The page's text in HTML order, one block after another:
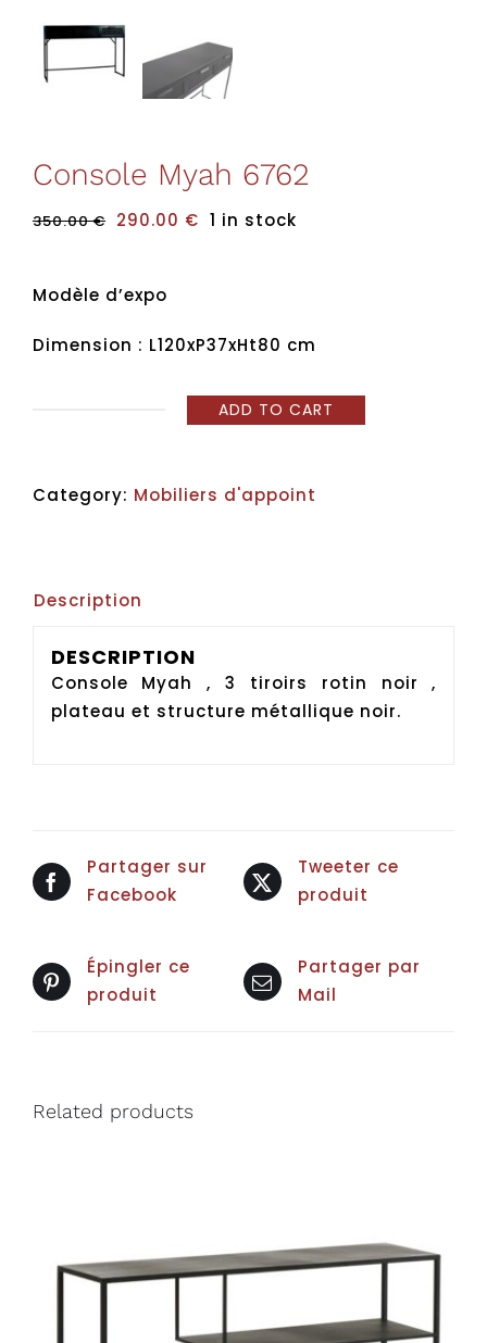
Console Myah 6762
350.00€ 290.00 € 1 in stock
Modèle d’expo
Dimension : L120xP37xHt80 cm
quantity
ADD TO CART
Category: Mobiliers d'appoint
Description
DESCRIPTION
Console Myah , 3 tiroirs rotin noir ,
plateau et structure métallique noir.
Partager sur
Facebook
Tweeter ce
produit
Épingler ce
produit
Partager par
Mail
Related products